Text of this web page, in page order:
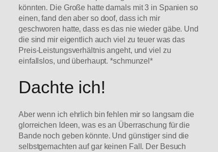
könnten. Die Große hatte damals mit 3 in Spanien so
einen, fand den aber so doof, dass ich mir
geschworen hatte, dass es das nie wieder gäbe. Und
die sind mir eigentlich auch viel zu teuer was das
Preis-Leistungsverhältnis angeht, und viel zu
einfallslos, und überhaupt. *schmunzel*
Dachte ich!
Aber wenn ich ehrlich bin fehlen mir so langsam die
glorreichen Ideen, was es an Überraschung für die
Bande noch geben könnte. Und günstiger sind die
selbstgemachten auf gar keinen Fall. Der Besuch